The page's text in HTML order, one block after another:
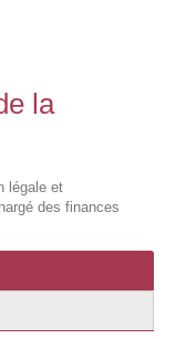
la
légale et
des finances